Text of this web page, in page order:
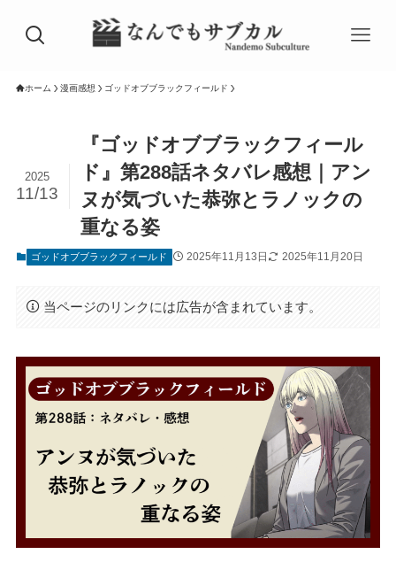
ホーム 漫画感想 ゴッドオブブラックフィールド
『ゴッドオブブラックフィール
ド』第288話ネタバレ感想｜アン
ヌが気づいた恭弥とラノックの
重なる姿
2025
11/13
ゴッドオブブラックフィールド 2025年11月13日 2025年11月20日
当ページのリンクには広告が含まれています。